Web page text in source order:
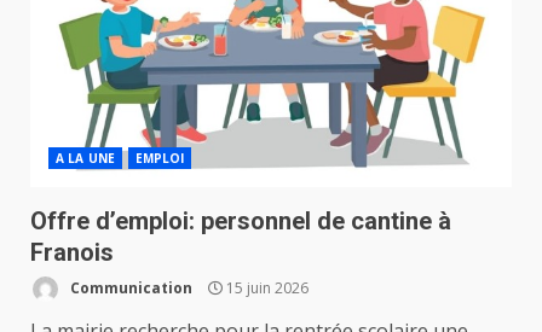
A LA UNE EMPLOI
Offre d’emploi: personnel de cantine à
Franois
Communication 15 juin 2026